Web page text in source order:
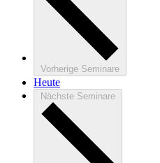
Vorherige Seminare
Heute
Nächste Seminare